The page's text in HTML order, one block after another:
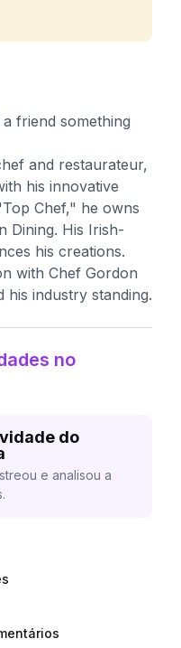
friend something
and restaurateur,
his innovative
Chef," he owns
Dining. His Irish-
his creations.
with Chef Gordon
his industry standing.
no
do
e analisou a